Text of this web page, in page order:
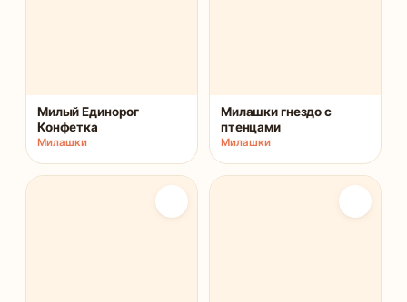
Милый Единорог
Конфетка
Милашки
Милашки гнездо с
птенцами
Милашки